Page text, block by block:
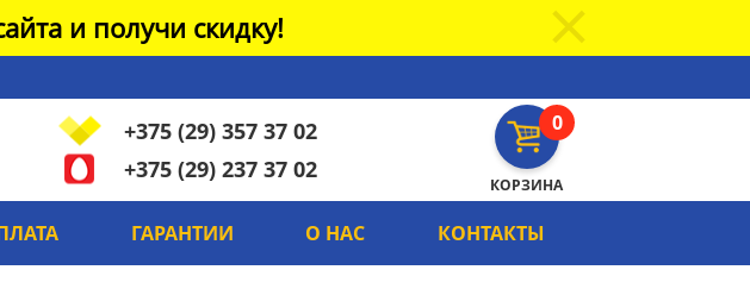
и получи скидку!
0
КОРЗИНА
+375 (29) 357 37 02
+375 (29) 237 37 02
ГАРАНТИИ О НАС КОНТАКТЫ